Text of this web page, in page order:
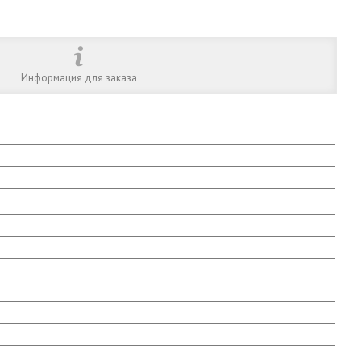
Информация для заказа